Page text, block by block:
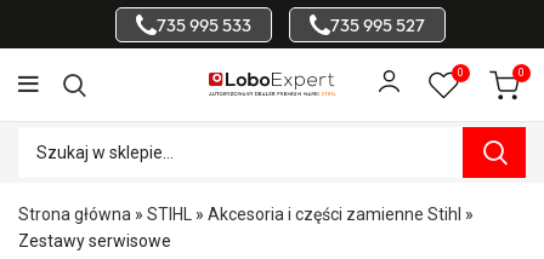
735 995 533 735 995 527
0 0
Strona główna » STIHL » Akcesoria i części zamienne Stihl »
Zestawy serwisowe